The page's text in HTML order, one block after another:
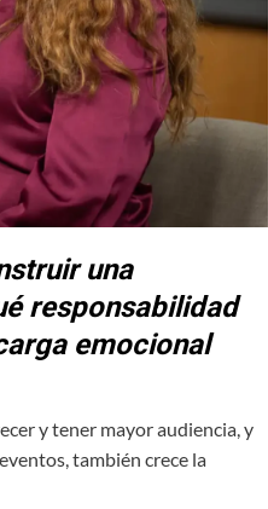
una
responsabilidad
emocional
y tener mayor audiencia, y
también crece la